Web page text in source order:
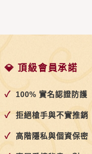
💎 頂級會員承諾
✓ 100% 實名認證防護
✓ 拒絕槍手與不實推銷
✓ 高階隱私與個資保密